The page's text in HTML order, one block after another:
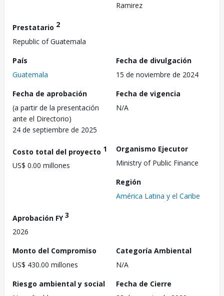
Ramirez
Prestatario 2
Republic of Guatemala
País
Guatemala
Fecha de divulgación
15 de noviembre de 2024
Fecha de aprobación
(a partir de la presentación
ante el Directorio)
24 de septiembre de 2025
Fecha de vigencia
N/A
Costo total del proyecto 1
US$ 0.00 millones
Organismo Ejecutor
Ministry of Public Finance
Región
América Latina y el Caribe
Aprobación FY3
2026
Monto del Compromiso
US$ 430.00 millones
Categoría Ambiental
N/A
Riesgo ambiental y social
Fecha de Cierre